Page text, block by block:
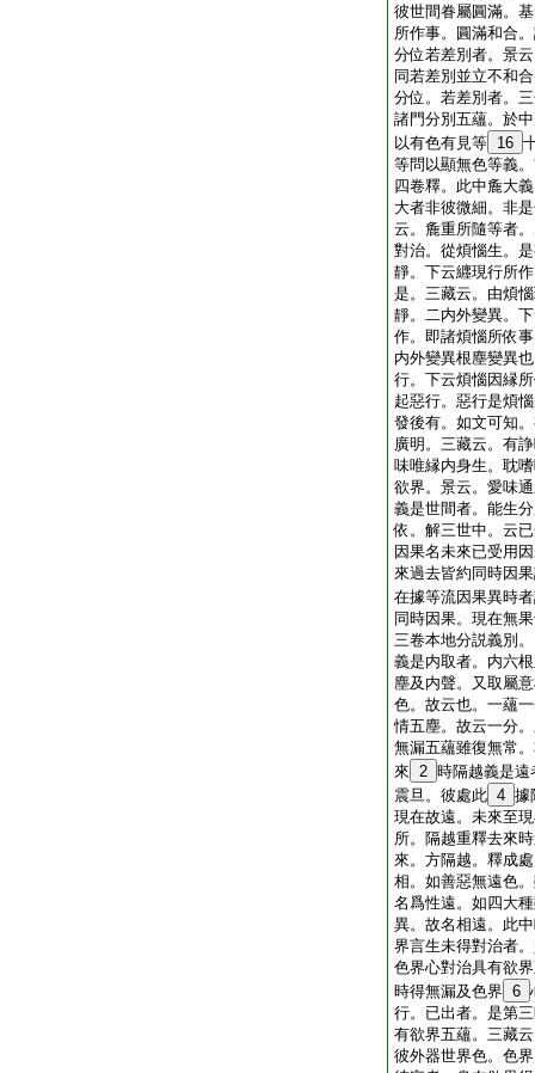
彼世間眷屬圓滿。
所作事。圓滿和合
分位若差別者。景
同若差別並立不和
分位。若差別者。
諸門分別五蘊。於
以有色有見等 16
等問以顯無色等義
四卷釋。此中麁大
大者非彼微細。非
云。麁重所隨等者
對治。從煩惱生。
靜。下云纒現行所
是。三藏云。由煩
靜。二内外變異。
作。即諸煩惱所依
内外變異根塵變異
行。下云煩惱因縁
起惡行。惡行是煩
發後有。如文可知
廣明。三藏云。有
味唯縁内身生。耽
欲界。景云。愛味
義是世間者。能生
依。解三世中。云
因果名未來已受用
來過去皆約同時因
在據等流因果異時
同時因果。現在無
三卷本地分説義別
義是内取者。内六
塵及内聲。又取屬
色。故云也。一蘊
情五塵。故云一分
無漏五蘊雖復無常
來 2 時隔越義是遠
震旦。彼處此 4 據
現在故遠。未來至
所。隔越重釋去來
來。方隔越。釋成
相。如善惡無遠色
名爲性遠。如四大
異。故名相遠。此
界言生未得對治者
色界心對治具有欲
時得無漏及色界 6
行。已出者。是第
有欲界五蘊。三藏
彼外器世界色。色